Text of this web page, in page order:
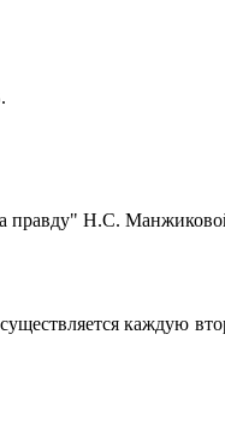
В.
Н.С.
каждую